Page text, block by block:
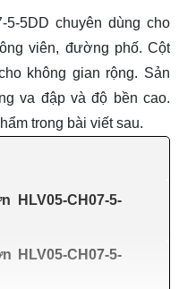
5-5DD chuyên dùng cho
viên, đường phố. Cột
không gian rộng. Sản
va đập và độ bền cao.
trong bài viết sau.
HLV05-CH07-5-
HLV05-CH07-5-